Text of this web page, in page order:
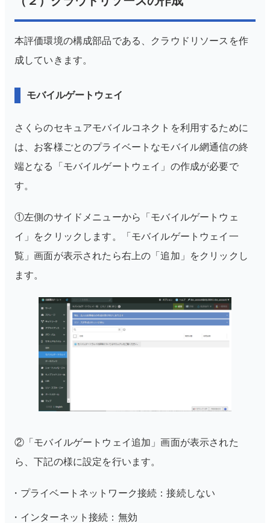
本評価環境の構成部品である、クラウドリソースを作
成していきます。
モバイルゲートウェイ
さくらのセキュアモバイルコネクトを利用するために
は、お客様ごとのプライベートなモバイル網通信の終
端となる「モバイルゲートウェイ」の作成が必要で
す。
①左側のサイドメニューから「モバイルゲートウェ
イ」をクリックします。
「モバイルゲートウェイ一
覧」画面が表示されたら右上の「追加」をクリックし
ます。
②「モバイルゲートウェイ追加」画面が表示された
ら、下記の様に設定を行います。
プライベートネットワーク接続：接続しない
インターネット接続：無効